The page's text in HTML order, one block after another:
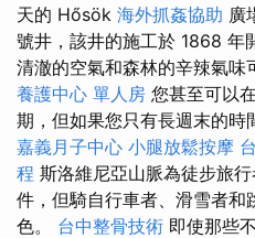
天的 Hősök 海外抓姦協助 廣
號井，該井的施工於 1868 年
清澈的空氣和森林的辛辣氣味
養護中心 單人房 您甚至可以
期，但如果您只有長週末的時
嘉義月子中心 小腿放鬆按摩
程 斯洛維尼亞山脈為徒步旅
件，但騎自行車者、滑雪者
色。 台中整骨技術 即使那些